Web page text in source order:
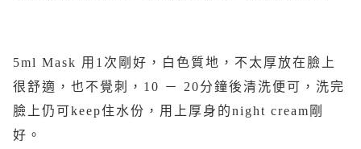
5ml Mask 用1次剛好，白色質地，不太厚放在臉上
很舒適，也不覺刺，10 － 20分鐘後清洗便可，洗完
臉上仍可keep住水份，用上厚身的night cream剛
好。